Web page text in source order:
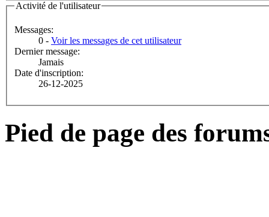
Activité de l'utilisateur
Messages:
0 - Voir les messages de cet utilisateur
Dernier message:
Jamais
Date d'inscription:
26-12-2025
Pied de page des